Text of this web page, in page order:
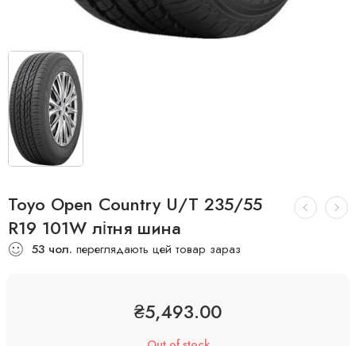
Toyo Open Country U/T 235/55
R19 101W літня шина
53 чол. переглядають цей товар зараз
₴5,493.00